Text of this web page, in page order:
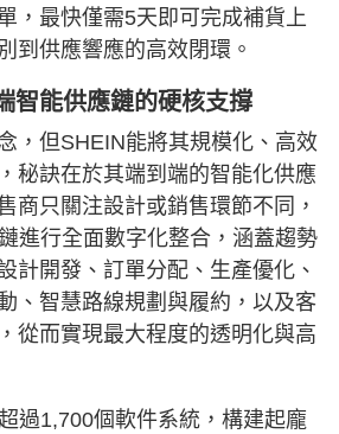
，最快僅需5天即可完成補貨上
到供應響應的高效閉環。
智能供應鏈的硬核支撐
，但SHEIN能將其規模化、高效
秘訣在於其端到端的智能化供應
商只關注設計或銷售環節不同，
進行全面數字化整合，涵蓋趨勢
計開發、訂單分配、生產優化、
、智慧路線規劃與履約，以及客
從而實現最大程度的透明化與高
過1,700個軟件系統，構建起龐